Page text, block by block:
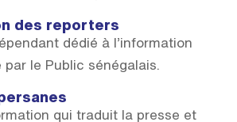
des reporters
dédié à l’information
le Public sénégalais.
qui traduit la presse et